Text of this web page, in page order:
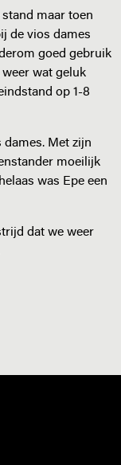
stand maar toen
de vios dames
goed gebruik
weer wat geluk
op 1-8
Met zijn
moeilijk
was Epe een
dat we weer